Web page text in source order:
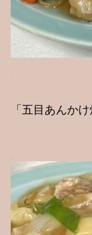
「五目あんか